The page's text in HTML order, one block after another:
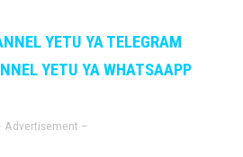
YETU YA TELEGRAM
YETU YA WHATSAAPP
Advertisement –